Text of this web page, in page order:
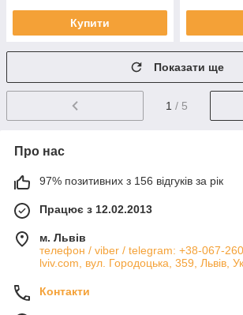
Купити
Показати ще
1 / 5
Про нас
97% позитивних з 156 відгуків за рік
Працює з 12.02.2013
м. Львів
телефон / viber / telegram: +38-067-
lviv.com, вул. Городоцька, 359, Львів,
Контакти